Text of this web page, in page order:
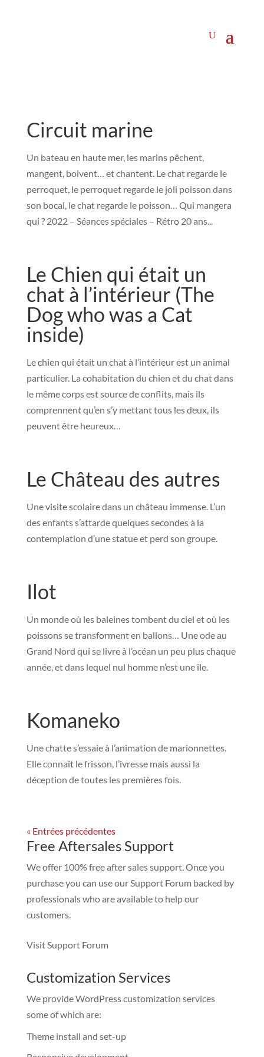
Circuit marine
Un bateau en haute mer, les marins pêchent,
mangent, boivent… et chantent. Le chat regarde le
perroquet, le perroquet regarde le joli poisson dans
son bocal, le chat regarde le poisson… Qui mangera
qui ? 2022 – Séances spéciales – Rétro 20 ans...
Le Chien qui était un
chat à l’intérieur (The
Dog who was a Cat
inside)
Le chien qui était un chat à l’intérieur est un animal
particulier. La cohabitation du chien et du chat dans
le même corps est source de conflits, mais ils
comprennent qu’en s’y mettant tous les deux, ils
peuvent être heureux…
Le Château des autres
Une visite scolaire dans un château immense. L’un
des enfants s’attarde quelques secondes à la
contemplation d’une statue et perd son groupe.
Ilot
Un monde où les baleines tombent du ciel et où les
poissons se transforment en ballons… Une ode au
Grand Nord qui se livre à l’océan un peu plus chaque
année, et dans lequel nul homme n’est une île.
Komaneko
Une chatte s’essaie à l’animation de marionnettes.
Elle connaît le frisson, l’ivresse mais aussi la
déception de toutes les premières fois.
« Entrées précédentes
Free Aftersales Support
We offer 100% free after sales support. Once you
purchase you can use ourSupport Forumbacked by
professionals who are available to help our
customers.
Visit Support Forum
Customization Services
We provide WordPress customization services
some of which are:
Theme install and set-up